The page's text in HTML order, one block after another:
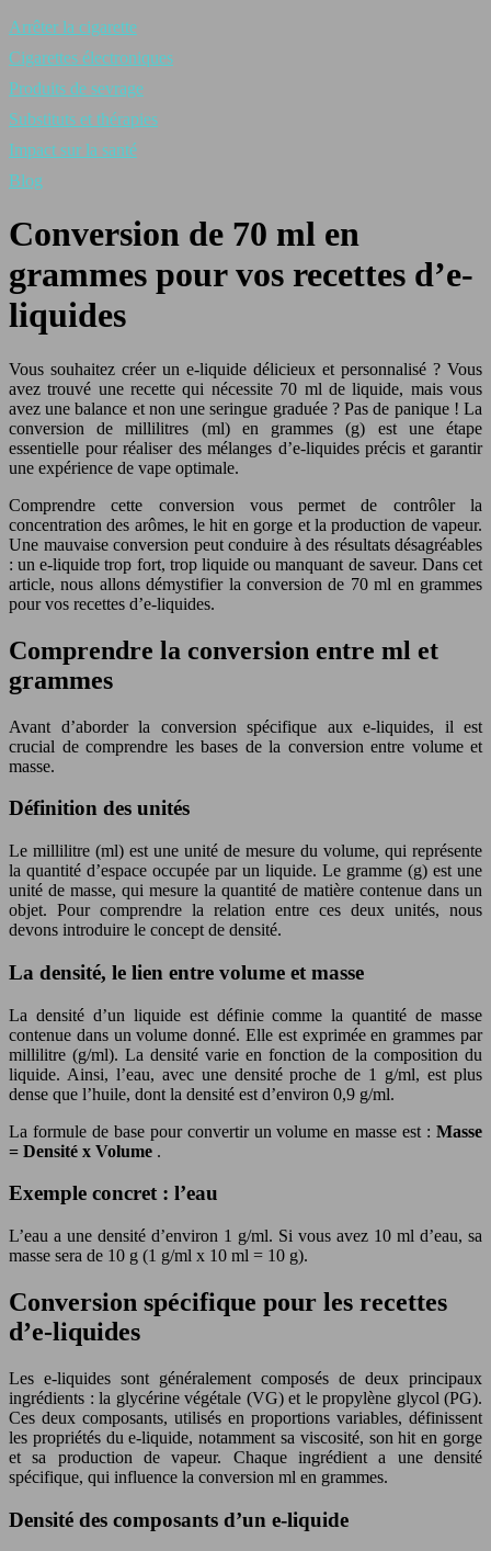
Arrêter la cigarette
Cigarettes électroniques
Produits de sevrage
Substituts et thérapies
Impact sur la santé
Blog
Conversion de 70 ml en
grammes pour vos recettes d’e-
liquides
Vous souhaitez créer un e-liquide délicieux et personnalisé ? Vous
avez trouvé une recette qui nécessite 70 ml de liquide, mais vous
avez une balance et non une seringue graduée ? Pas de panique ! La
conversion de millilitres (ml) en grammes (g) est une étape
essentielle pour réaliser des mélanges d’e-liquides précis et garantir
une expérience de vape optimale.
Comprendre cette conversion vous permet de contrôler la
concentration des arômes, le hit en gorge et la production de vapeur.
Une mauvaise conversion peut conduire à des résultats désagréables
: un e-liquide trop fort, trop liquide ou manquant de saveur. Dans cet
article, nous allons démystifier la conversion de 70 ml en grammes
pour vos recettes d’e-liquides.
Comprendre la conversion entre ml et
grammes
Avant d’aborder la conversion spécifique aux e-liquides, il est
crucial de comprendre les bases de la conversion entre volume et
masse.
Définition des unités
Le millilitre (ml) est une unité de mesure du volume, qui représente
la quantité d’espace occupée par un liquide. Le gramme (g) est une
unité de masse, qui mesure la quantité de matière contenue dans un
objet. Pour comprendre la relation entre ces deux unités, nous
devons introduire le concept de densité.
La densité, le lien entre volume et masse
La densité d’un liquide est définie comme la quantité de masse
contenue dans un volume donné. Elle est exprimée en grammes par
millilitre (g/ml). La densité varie en fonction de la composition du
liquide. Ainsi, l’eau, avec une densité proche de 1 g/ml, est plus
dense que l’huile, dont la densité est d’environ 0,9 g/ml.
La formule de base pour convertir un volume en masse est : Masse
= Densité x Volume .
Exemple concret : l’eau
L’eau a une densité d’environ 1 g/ml. Si vous avez 10 ml d’eau, sa
masse sera de 10 g (1 g/ml x 10 ml = 10 g).
Conversion spécifique pour les recettes
d’e-liquides
Les e-liquides sont généralement composés de deux principaux
ingrédients : la glycérine végétale (VG) et le propylène glycol (PG).
Ces deux composants, utilisés en proportions variables, définissent
les propriétés du e-liquide, notamment sa viscosité, son hit en gorge
et sa production de vapeur. Chaque ingrédient a une densité
spécifique, qui influence la conversion ml en grammes.
Densité des composants d’un e-liquide